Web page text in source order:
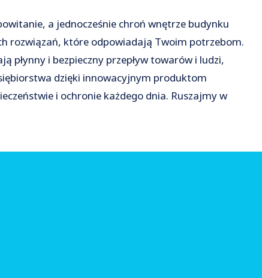
a jednocześnie chroń wnętrze budynku
rozwiązań, które odpowiadają Twoim potrzebom.
płynny i bezpieczny przepływ towarów i ludzi,
dzięki innowacyjnym produktom
i ochronie każdego dnia. Ruszajmy w